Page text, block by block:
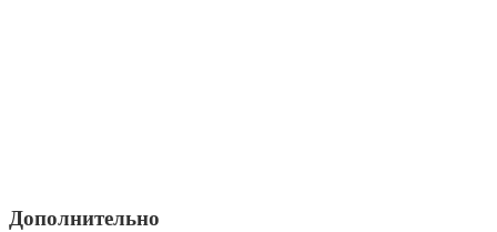
Дополнительно